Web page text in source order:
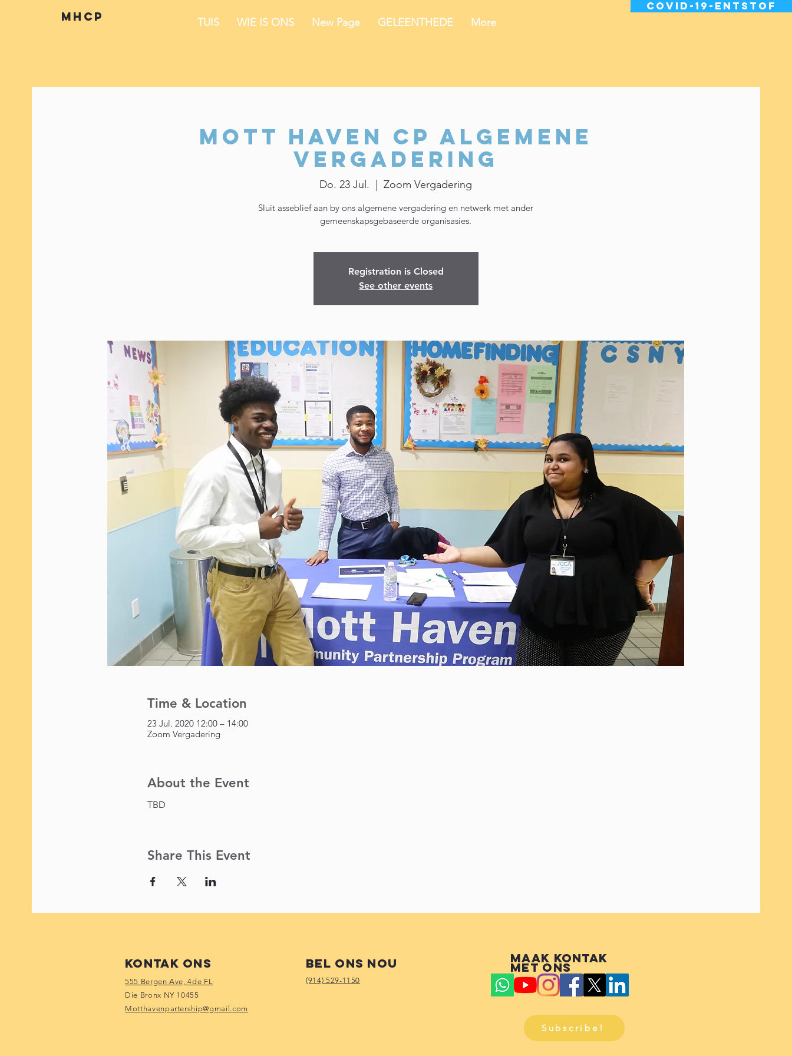
mhcp
Covid-19-entstof
TUIS
WIE IS ONS New Page GELEENTHEDE More
Mott Haven CP Algemene
Vergadering
Do. 23 Jul.
  |
Zoom Vergadering
Sluit asseblief aan by ons algemene vergadering en netwerk met ander
gemeenskapsgebaseerde organisasies.
Registration is Closed
See other events
Time & Location
23 Jul. 2020 12:00 – 14:00
Zoom Vergadering
About the Event
TBD
Share This Event
Kontak Ons
555 Bergen Ave, 4de FL
Die Bronx NY 10455
Motthavenpartership@gmail.com
Bel ons nou
(914) 529-1150
Maak kontak
met ons
Subscribe!